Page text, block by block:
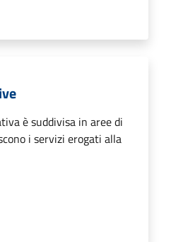
è suddivisa in aree di
i servizi erogati alla